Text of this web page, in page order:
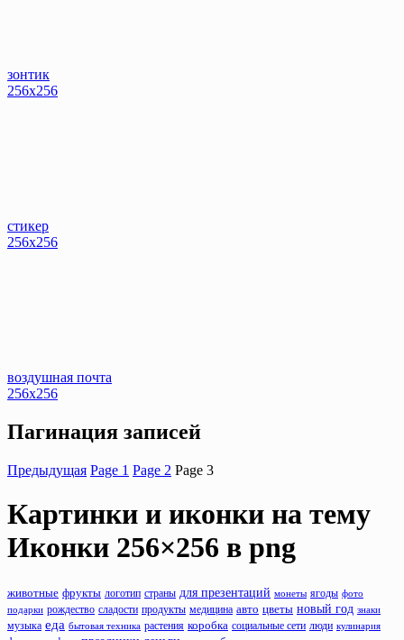
зонтик
256x256
стикер
256x256
воздушная почта
256x256
Пагинация записей
Предыдущая Page 1 Page 2 Page 3
Картинки и иконки на тему
Иконки 256×256 в png
животные фрукты логотип страны для презентаций монеты ягоды фото
подарки рождество сладости продукты медицина авто цветы новый год знаки
музыка еда бытовая техника растения коробка социальные сети люди кулинария